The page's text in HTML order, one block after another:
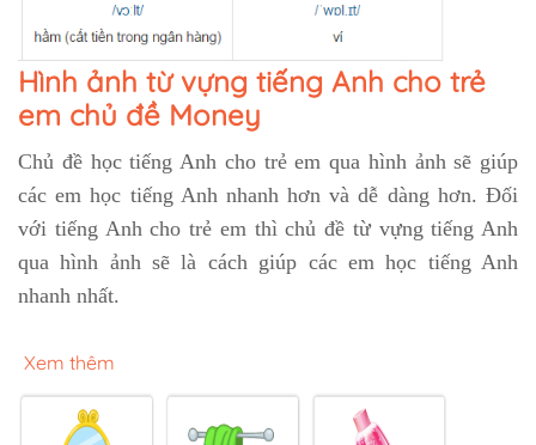
Hình ảnh từ vựng tiếng Anh cho trẻ
em chủ đề Money
Chủ đề học tiếng Anh cho trẻ em qua hình ảnh sẽ giúp
các em học tiếng Anh nhanh hơn và dễ dàng hơn. Đối
với tiếng Anh cho trẻ em thì chủ đề từ vựng tiếng Anh
qua hình ảnh sẽ là cách giúp các em học tiếng Anh
nhanh nhất.
Xem thêm